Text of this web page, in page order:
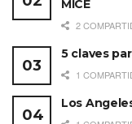
MICE
2
5 claves
1
Los